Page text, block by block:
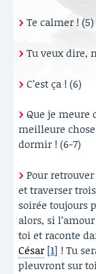
Te calmer ! (5)
Tu veux dire,
C’est ça ! (6)
Que je meure
meilleure
dormir ! (6-7)
Pour
et traverser
soirée toujours
alors, si
toi et raconte
César [1] ! Tu
pleuvront sur